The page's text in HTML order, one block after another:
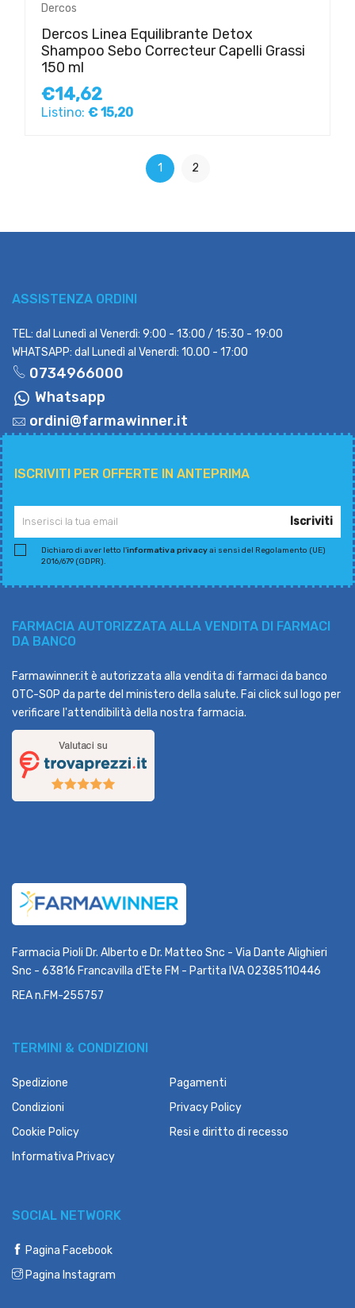
Dercos
Dercos Linea Equilibrante Detox
Shampoo Sebo Correcteur Capelli Grassi
150 ml
€14,62
Listino: € 15,20
1 2
ASSISTENZA ORDINI
TEL: dal Lunedì al Venerdì: 9:00 - 13:00 / 15:30 - 19:00
WHATSAPP: dal Lunedì al Venerdì: 10.00 - 17:00
0734966000
Whatsapp
ordini@farmawinner.it
ISCRIVITI PER OFFERTE IN ANTEPRIMA
Iscriviti
Dichiaro di aver letto l'informativa privacyai sensi del Regolamento (UE)
2016/679 (GDPR).
FARMACIA AUTORIZZATA ALLA VENDITA DI FARMACI
DA BANCO
Farmawinner.it è autorizzata alla vendita di farmaci da banco
OTC-SOP da parte del ministero della salute. Fai click sul logo per
verificare l'attendibilità della nostra farmacia.
Farmacia Pioli Dr. Alberto e Dr. Matteo Snc - Via Dante Alighieri
Snc - 63816 Francavilla d'Ete FM - Partita IVA 02385110446
REA n.FM-255757
TERMINI & CONDIZIONI
Spedizione
Pagamenti
Condizioni
Privacy Policy
Cookie Policy
Resi e diritto di recesso
Informativa Privacy
SOCIAL NETWORK
Pagina Facebook
Pagina Instagram